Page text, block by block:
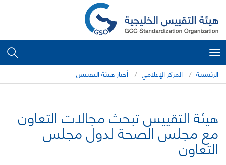
Toggle
navigation
الرئيسية المركز الإعلامي أخبار هيئة التقييس
هيئة التقييس تبحث مجالات التعاون
مع مجلس الصحة لدول مجلس
التعاون